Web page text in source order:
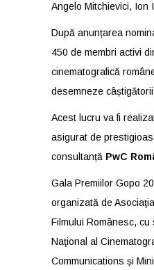
Angelo Mitchievici, Ion
După anunțarea
450 de membri activi
cinematografică
desemneze
Acest lucru va fi
asigurat de
consultanță PwC
Gala Premiilor Gopo
organizată de
Filmului Românesc, cu
Naţional al
Communications și